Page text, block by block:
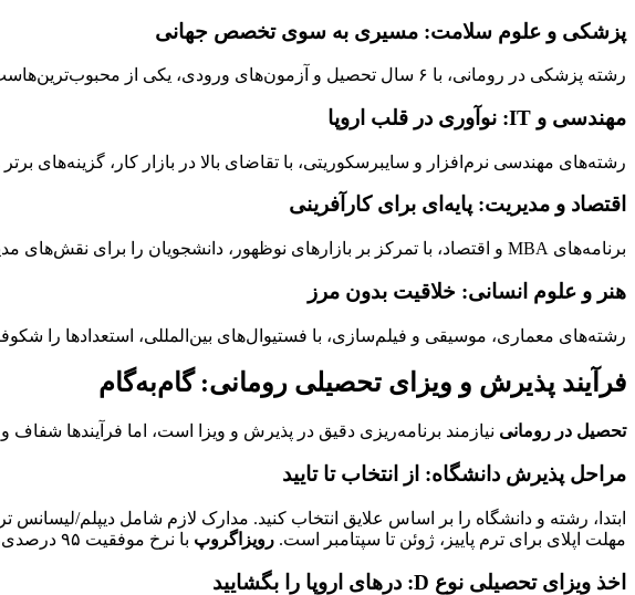
پزشکی و علوم سلامت: مسیری به سوی تخصص جهانی
رشته پزشکی در رومانی، با ۶ سال تحصیل و آزمون‌های ورودی، یکی از محبوب‌ترین‌هاست.
مهندسی و IT: نوآوری در قلب اروپا
رشته‌های مهندسی نرم‌افزار و سایبرسکوریتی، با تقاضای بالا در بازار کار، گزینه‌های
اقتصاد و مدیریت: پایه‌ای برای کارآفرینی
برنامه‌های MBA و اقتصاد، با تمرکز بر بازارهای نوظهور، دانشجویان را برای نقش‌های مدیریتی آماده می‌کنند.
هنر و علوم انسانی: خلاقیت بدون مرز
رشته‌های معماری، موسیقی و فیلم‌سازی، با فستیوال‌های بین‌المللی، استعدادها را
فرآیند پذیرش و ویزای تحصیلی رومانی: گام‌به‌گام
تحصیل در رومانی نیازمند برنامه‌ریزی دقیق در پذیرش و ویزا است، اما فرآیندها شفاف
مراحل پذیرش دانشگاه: از انتخاب تا تایید
مهلت اپلای برای ترم پاییز، ژوئن تا سپتامبر است. رویزاگروپ با نرخ موفقیت ۹۵ درصدی، مدارک را بررسی و فرم‌ها را تکمیل می‌کند.
اخذ ویزای تحصیلی نوع D: درهای اروپا را بگشایید